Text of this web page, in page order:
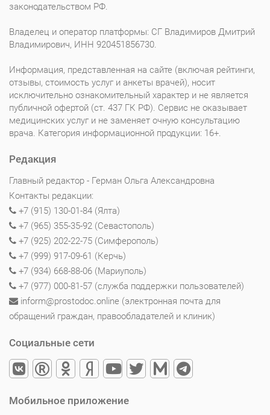
законодательством РФ.
Владелец и оператор платформы: СГ Владимиров Дмитрий
Владимирович, ИНН 920451856730.
Информация, представленная на сайте (включая рейтинги,
отзывы, стоимость услуг и анкеты врачей), носит
исключительно ознакомительный характер и не является
публичной офертой (ст. 437 ГК РФ). Сервис не оказывает
медицинских услуг и не заменяет очную консультацию
врача. Категория информационной продукции: 16+.
Редакция
Главный редактор - Герман Ольга Александровна
Контакты редакции:
+7 (915) 130-01-84 (Ялта)
+7 (965) 355-35-92 (Севастополь)
+7 (925) 202-22-75 (Симферополь)
+7 (999) 917-09-61 (Керчь)
+7 (934) 668-88-06 (Мариуполь)
+7 (977) 000-81-57 (служба поддержки пользователей)
inform@prostodoc.online (электронная почта для
обращений граждан, правообладателей и клиник)
Социальные сети
Мобильное приложение